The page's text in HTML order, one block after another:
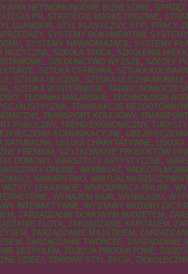
NETWORKINGOWE BIZNESOWE,
PR, STRATEGIE MARKETINGOWE,
GLAMOUR, STYL KLASYCZNY, STYL PRACY
, SYSTEMY DOKUMENTÓW,
, SYSTEMY NAWADNIAJĄCE, SYSTEMY
MUZYCZNA, SZKOŁA TAŃCA, SZKOLENIA
, SZKOLNICTWO WYŻSZE, SZKOŁY
, SZTUKA CYFROWA, SZTUKA
, SZTUKA ULICZNA, SZTUKA ULICZNA MURALE
, SZTUKA W INTERNECIE, TANIEC
, TECHNIKI MALARSKIE, TECHNOLOGIE AGD
, TRANSAKCJE
, TRANSPORT KOLEJOWY,
PUBLICZNY, TREND EKONOMICZNY,
KOMUNIKACYJNE,
NATURALNA, USŁUGI CHARYTATYWNE, USŁUGI
PREMIUM , UŻYTKOWANIE PRODUKTÓW
DOMOWY, WARSZTATY ARTYSTYCZNE,
ONLINE, WERNISAŻ,
, WINIARSTWO, WIRTUALNA
WIZYTY LEKARSKIE, WSPÓŁPRACA ONLINE,
, WYNAJEM BIUR, WYNALAZKI ,
INTERAKTYWNE, WYSTAWY
, ZARZĄDZANIE DOMOWYM BUDŻETEM ,
FLOTĄ, ZARZĄDZANIE KAPITAŁEM ,
, ZARZĄDZANIE MAJĄTKIEM ,
, ZARZĄDZANIE TWÓRCZE, ZARZĄDZANIE
ZESPOŁEM , ZDJĘCIA PRODUKTOWE,
DZIECI , ZDROWY STYL ŻYCIA,